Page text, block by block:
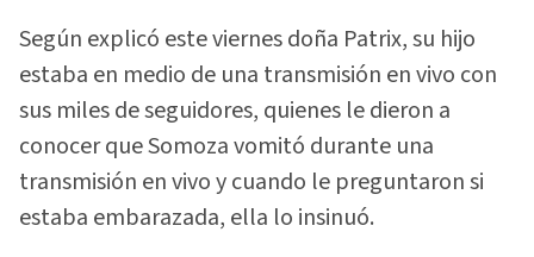
Según explicó este viernes doña Patrix, su hijo
estaba en medio de una transmisión en vivo con
sus miles de seguidores, quienes le dieron a
conocer que Somoza vomitó durante una
transmisión en vivo y cuando le preguntaron si
estaba embarazada, ella lo insinuó.